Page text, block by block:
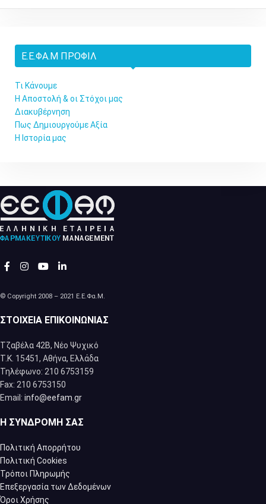
Ε.Ε.ΦΑ.Μ ΠΡΟΦΊΛ
Τι Κάνουμε
Η Αποστολή & οι Στόχοι μας
Διακυβέρνηση
Πως Δημιουργούμε Αξία
Η Ιστορία μας
© Copyright 2008 – 2021 Ε.Ε.Φα.Μ.
ΣΤΟΙΧΕΊΑ ΕΠΙΚΟΙΝΩΝΊΑΣ
Τζαβέλα 42Β, Νέο Ψυχικό
Τ.Κ. 15451, Αθήνα, Eλλάδα
Τηλέφωνο: 210 6753159
Fax: 210 6753150
Email: info@eefam.gr
Η ΣΥΝΔΡΟΜΉ ΣΑΣ
Πολιτική Απορρήτου
Πολιτική Cookies
Τρόποι Πληρωμής
Επεξεργασία των Δεδομένων
Όροι Χρήσης